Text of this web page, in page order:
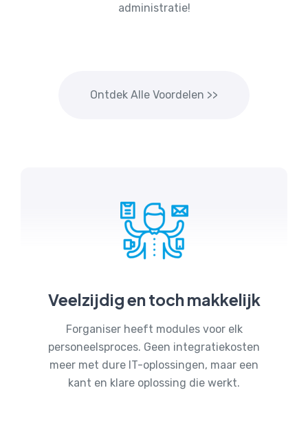
administratie!
Ontdek Alle Voordelen >>
Veelzijdig en toch makkelijk
Forganiser heeft modules voor elk
personeelsproces. Geen integratiekosten
meer met dure IT-oplossingen, maar een
kant en klare oplossing die werkt.